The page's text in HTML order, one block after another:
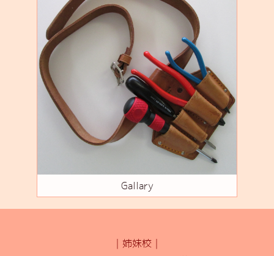
Gallary
｜姉妹校｜